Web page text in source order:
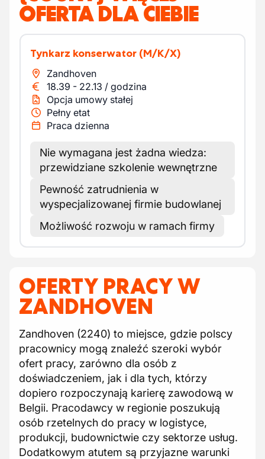
OFERTA DLA CIEBIE
Tynkarz konserwator (M/K/X)
Zandhoven
18.39 - 22.13 / godzina
Opcja umowy stałej
Pełny etat
Praca dzienna
Nie wymagana jest żadna wiedza:
przewidziane szkolenie wewnętrzne
Pewność zatrudnienia w
wyspecjalizowanej firmie budowlanej
Możliwość rozwoju w ramach firmy
OFERTY PRACY W
ZANDHOVEN
Zandhoven (2240) to miejsce, gdzie polscy
pracownicy mogą znaleźć szeroki wybór
ofert pracy, zarówno dla osób z
doświadczeniem, jak i dla tych, którzy
dopiero rozpoczynają karierę zawodową w
Belgii. Pracodawcy w regionie poszukują
osób rzetelnych do pracy w logistyce,
produkcji, budownictwie czy sektorze usług.
Dodatkowym atutem są przyjazne warunki